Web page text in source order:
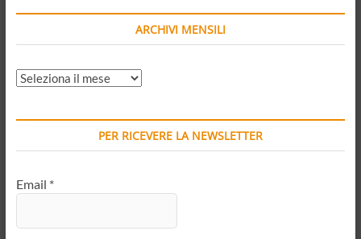
ARCHIVI MENSILI
ARCHIVI
PER RICEVERE LA NEWSLETTER
Email *